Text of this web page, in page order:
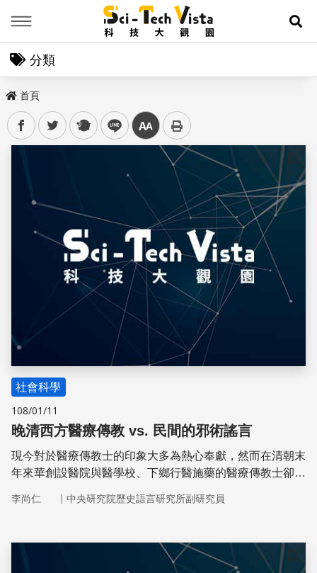
展
分類
首頁
facebooktwitter plurk line 中
儲存
社會科學
108/01/11
晚清西方醫療傳教 vs. 民間的邪術謠言
現今對於醫療傳教士的印象大多為熱心奉獻，然而在清朝末
年來華創設醫院與醫學校、下鄉行醫施藥的醫療傳教士卻受
例如傳教士從中國孕婦腹中挖取胎兒煉製神奇的藥物，或用
乃至醫學的背景的影響。而反觀現代，許多偽科學的產生也
同樣受到這些華人背景因素的影響。
李尚仁 ｜ 中央研究院歷史語言研究所副研究員
儲存